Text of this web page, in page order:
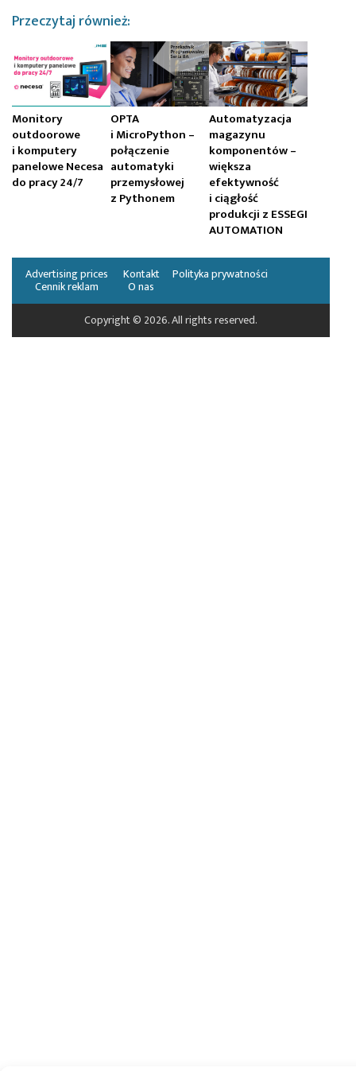
Przeczytaj również:
Monitory
outdoorowe
i komputery
panelowe Necesa
do pracy 24/7
OPTA
i MicroPython –
połączenie
automatyki
przemysłowej
z Pythonem
Automatyzacja
magazynu
komponentów –
większa
efektywność
i ciągłość
produkcji z ESSEGI
AUTOMATION
Cennik reklam
Advertising prices Kontakt
O nas
Polityka prywatności
Copyright © 2026. All rights reserved.